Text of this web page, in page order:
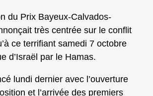
du Prix Bayeux-Calvados-
très centrée sur le conflit
ce terrifiant samedi 7 octobre
d’Israël par le Hamas.
lundi dernier avec l’ouverture
et l’arrivée des premiers